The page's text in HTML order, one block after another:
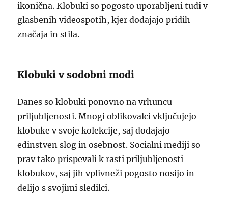
ikonična. Klobuki so pogosto uporabljeni tudi v
glasbenih videospotih, kjer dodajajo pridih
značaja in stila.
Klobuki v sodobni modi
Danes so klobuki ponovno na vrhuncu
priljubljenosti. Mnogi oblikovalci vključujejo
klobuke v svoje kolekcije, saj dodajajo
edinstven slog in osebnost. Socialni mediji so
prav tako prispevali k rasti priljubljenosti
klobukov, saj jih vplivneži pogosto nosijo in
delijo s svojimi sledilci.